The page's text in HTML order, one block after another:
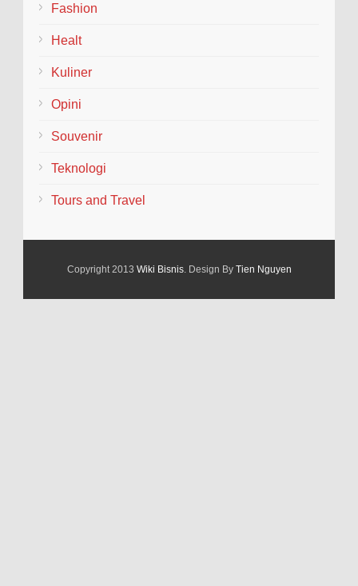
Fashion
Healt
Kuliner
Opini
Souvenir
Teknologi
Tours and Travel
Copyright 2013 Wiki Bisnis. Design By Tien Nguyen